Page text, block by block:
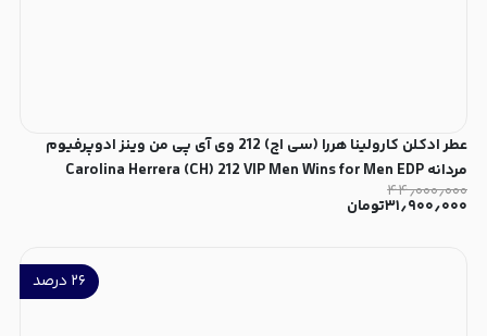
عطر ادکلن کارولینا هررا (سی اچ) 212 وی آی پی من وینز ادوپرفیوم
مردانه Carolina Herrera (CH) 212 VIP Men Wins for Men EDP
۴۴٫۰۰۰٫۰۰۰
۳۱٫۹۰۰٫۰۰۰تومان
۲۶ درصد